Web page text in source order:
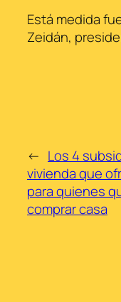
Está medida
Zeidán,
← Los 4
vivienda que
para quienes
comprar casa